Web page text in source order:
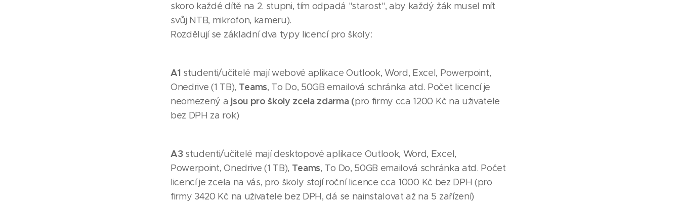
skoro každé dítě na 2. stupni, tím odpadá "starost", aby každý žák musel mít
svůj NTB, mikrofon, kameru).
Rozdělují se základní dva typy licencí pro školy:
A1 studenti/učitelé mají webové aplikace Outlook, Word, Excel, Powerpoint,
Onedrive (1 TB), Teams, To Do, 50GB emailová schránka atd. Počet licencí je
neomezený a jsou pro školy zcela zdarma (pro firmy cca 1200 Kč na uživatele
bez DPH za rok)
A3 studenti/učitelé mají desktopové aplikace Outlook, Word, Excel,
Powerpoint, Onedrive (1 TB), Teams, To Do, 50GB emailová schránka atd. Počet
licencí je zcela na vás, pro školy stojí roční licence cca 1000 Kč bez DPH (pro
firmy 3420 Kč na uživatele bez DPH, dá se nainstalovat až na 5 zařízení)